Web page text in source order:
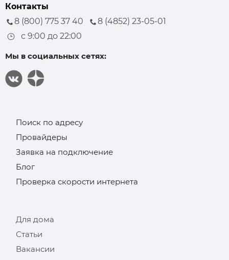
Контакты
8 (800) 775 37 40
8 (4852) 23-05-01
с 9:00 до 22:00
Мы в социальных сетях:
Поиск по адресу
Провайдеры
Заявка на подключение
Блог
Проверка скорости интернета
Для дома
Статьи
Вакансии